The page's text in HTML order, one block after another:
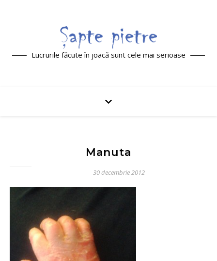
Lucrurile făcute în joacă sunt cele mai serioase
Manuta
30 decembrie 2012